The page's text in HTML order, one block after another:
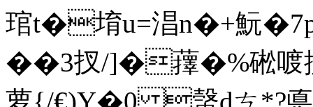
琯t�堉u=淐n�+魭
��3扠/]�蘀�%硹喥掑